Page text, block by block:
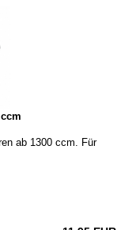
ab 1300 ccm. Für